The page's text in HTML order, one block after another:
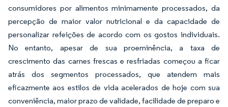
consumidores por alimentos minimamente processados, da
percepção de maior valor nutricional e da capacidade de
personalizar refeições de acordo com os gostos individuais.
No entanto, apesar de sua proeminência, a taxa de
crescimento das carnes frescas e resfriadas começou a ficar
atrás dos segmentos processados, que atendem mais
eficazmente aos estilos de vida acelerados de hoje com sua
conveniência, maior prazo de validade, facilidade de preparo e